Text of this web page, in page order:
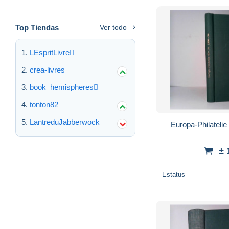
Top Tiendas Ver todo
LEspritLivre
crea-livres
book_hemispheres
tonton82
LantreduJabberwock
±
Estatus